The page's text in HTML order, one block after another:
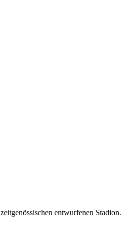
entwurfenen Stadion.